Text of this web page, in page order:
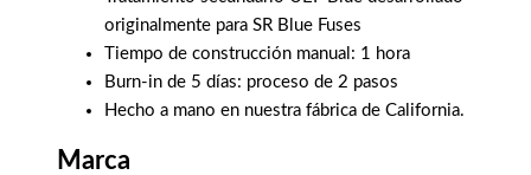
originalmente para SR Blue Fuses
Tiempo de construcción manual: 1 hora
Burn-in de 5 días: proceso de 2 pasos
Hecho a mano en nuestra fábrica de California.
Marca